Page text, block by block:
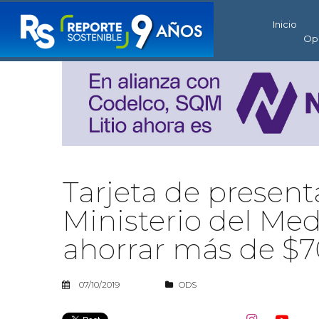
Inicio
Tarjeta de
Ministerio del
ahorrar más de
07/10/2019 ODS